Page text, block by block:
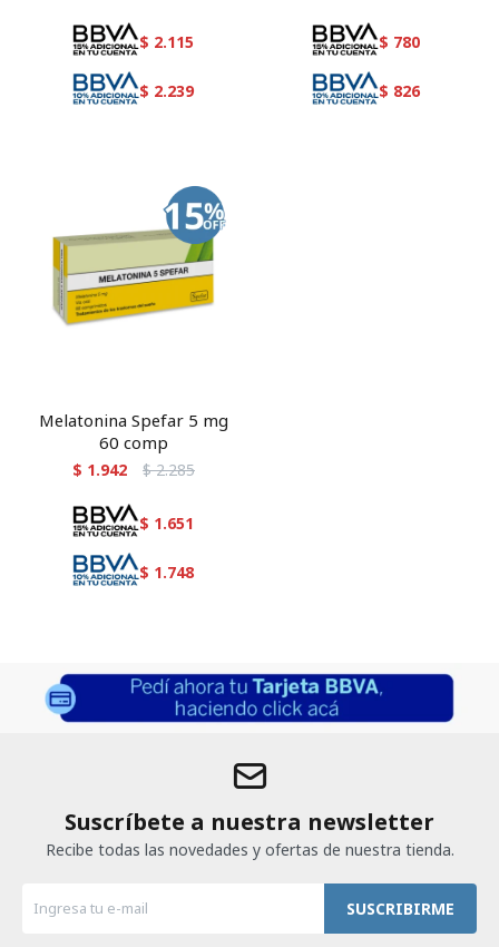
$ 2.115
$ 2.239
$ 780
$ 826
Melatonina Spefar 5 mg
60 comp
$ 1.942 $ 2.285
$ 1.651
$ 1.748
Suscríbete a nuestra newsletter
Recibe todas las novedades y ofertas de nuestra tienda.
SUSCRIBIRME